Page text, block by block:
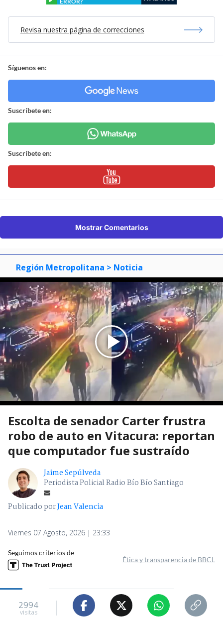
Revisa nuestra página de correcciones
Síguenos en:
Suscríbete en:
Suscríbete en:
Mostrar Comentarios
Región Metropolitana > Noticia
Escolta de senador Carter frustra
robo de auto en Vitacura: reportan
que computador fue sustraído
Jaime Sepúlveda
Periodista Policial Radio Bío Bío Santiago
Publicado porJean Valencia
Viernes 07 Agosto, 2026 | 23:33
Seguimos criterios de
Ética y transparencia de BBCL
2994
visitas